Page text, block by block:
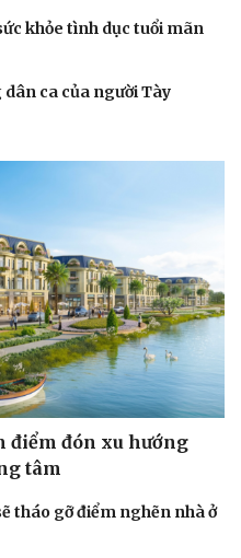
khỏe tình dục tuổi mãn
ca của người Tày
điểm đón xu hướng
tâm
tháo gỡ điểm nghẽn nhà ở